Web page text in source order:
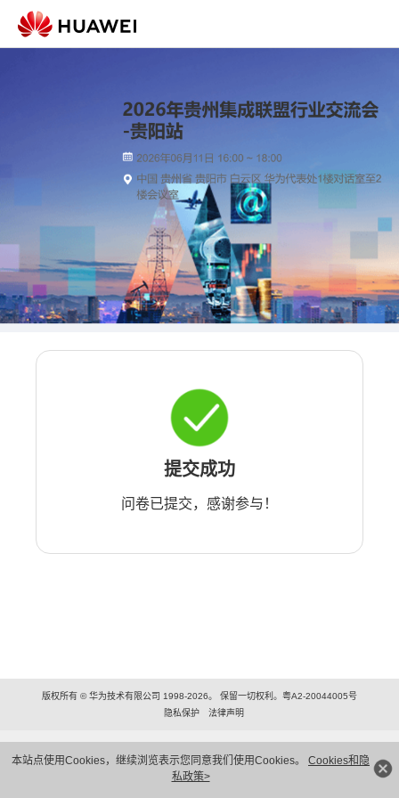
本站点使用Cookies，继续浏览表示您同意我们使用Cookies。 Cookies和隐
私政策>
提交成功
问卷已提交，感谢参与！
版权所有 © 华为技术有限公司 1998-2026。 保留一切权利。粤A2-20044005号
隐私保护
法律声明